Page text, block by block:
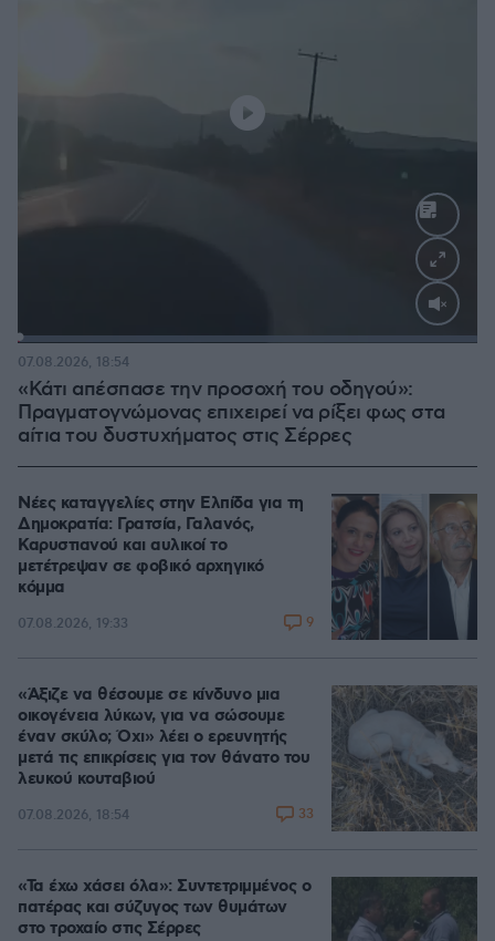
Loaded:
«Κάτι απέσπασε την προσοχή του οδηγού»:
Πραγματογνώμονας επιχειρεί να ρίξει φως στα
αίτια του δυστυχήματος στις Σέρρες
07.08.2026, 18:54
Νέες καταγγελίες στην Ελπίδα για τη
Δημοκρατία: Γρατσία, Γαλανός,
Καρυστιανού και αυλικοί το
μετέτρεψαν σε φοβικό αρχηγικό
κόμμα
07.08.2026, 19:33 9
«Άξιζε να θέσουμε σε κίνδυνο μια
οικογένεια λύκων, για να σώσουμε
έναν σκύλο; Όχι» λέει ο ερευνητής
μετά τις επικρίσεις για τον θάνατο του
λευκού κουταβιού
07.08.2026, 18:54 33
«Τα έχω χάσει όλα»: Συντετριμμένος ο
πατέρας και σύζυγος των θυμάτων
στο τροχαίο στις Σέρρες